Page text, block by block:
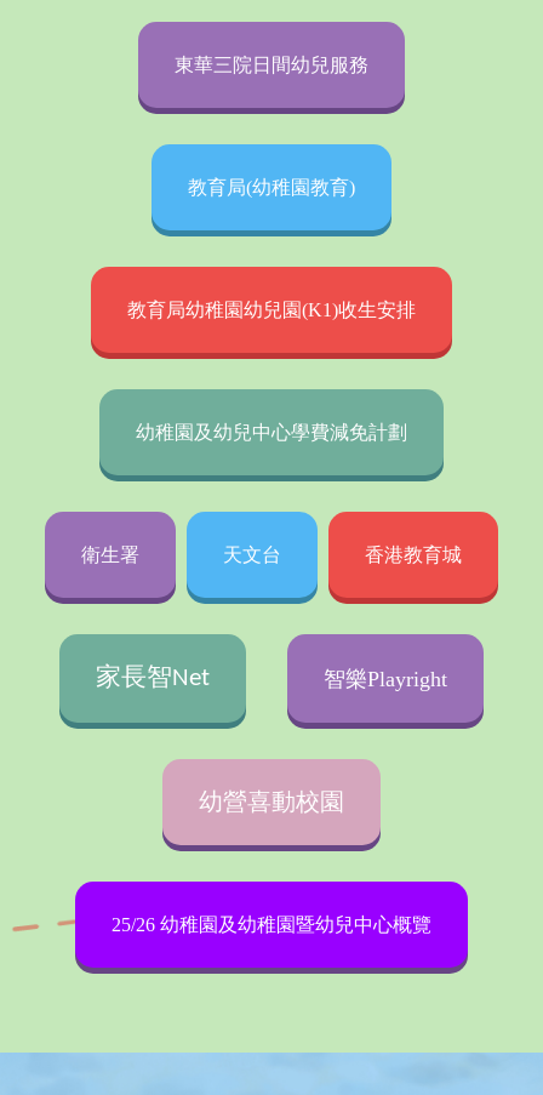
東華三院日間幼兒服務
教育局(幼稚園教育)
教育局幼稚園幼兒園(K1)收生安排
幼稚園及幼兒中心學費減免計劃
衛生署 天文台 香港教育城
家長智Net 智樂Playright
幼營喜動校園
25/26 幼稚園及幼稚園暨幼兒中心概覽